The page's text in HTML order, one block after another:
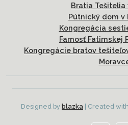
Bratia Tešitelia
Pútnický dom v
Kongregácia
Farnosť Fatimskej
Kongregácie bratov
Designed by blazka | Created with